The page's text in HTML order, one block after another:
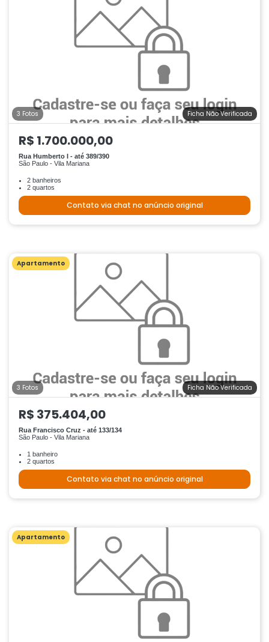
3 Fotos Ficha Não Verificada
R$ 1.700.000,00
Rua Humberto I - até 389/390
São Paulo - Vila Mariana
2 banheiros
2 quartos
Contato via chat no anúncio original
Apartamento
3 Fotos Ficha Não Verificada
R$ 375.404,00
Rua Francisco Cruz - até 133/134
São Paulo - Vila Mariana
1 banheiro
2 quartos
Contato via chat no anúncio original
Apartamento